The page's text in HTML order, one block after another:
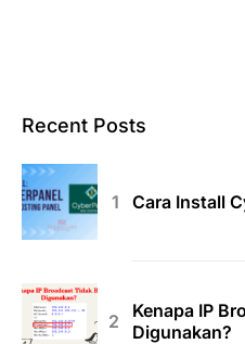
Recent Posts
Cara Install
Kenapa IP
Digunakan?